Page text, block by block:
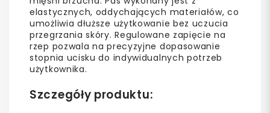
elastycznych, oddychających materiałów, co
umożliwia dłuższe użytkowanie bez uczucia
przegrzania skóry. Regulowane zapięcie na
rzep pozwala na precyzyjne dopasowanie
stopnia ucisku do indywidualnych potrzeb
użytkownika.
Szczegóły produktu: